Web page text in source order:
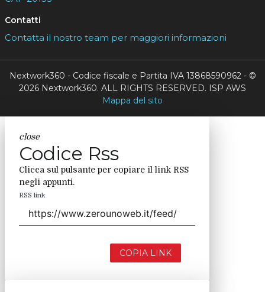
Contatti
Contatta il nostro team per maggiori informazioni
Nextwork360 - Codice fiscale e Partita IVA 13868590962 - ©
2026 Nextwork360. ALL RIGHTS RESERVED. ISP AWS
Mappa del sito
close
Codice Rss
Clicca sul pulsante per copiare il link RSS
negli appunti.
RSS link
COPIA LINK